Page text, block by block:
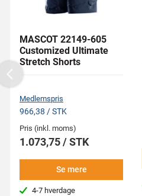
MASCOT 22149-605
Customized Ultimate
Stretch Shorts
Medlemspris
966,38 / STK
Pris (inkl. moms)
1.073,75 / STK
Se mere
4-7 hverdage
Previous